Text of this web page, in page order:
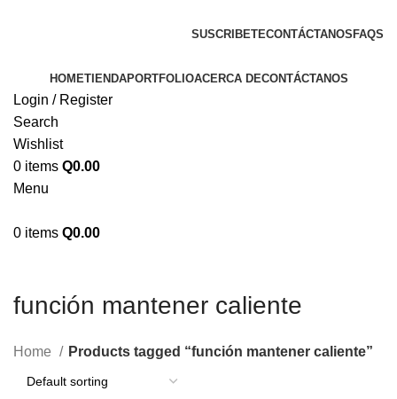
SUSCRIBETECONTÁCTANOS FAQS
HOMETIENDAPORTFOLIOACERCA DECONTÁCTANOS
Login / Register
Search
Wishlist
0 items Q0.00
Menu
0 items Q0.00
función mantener caliente
Home Products tagged “función mantener caliente”